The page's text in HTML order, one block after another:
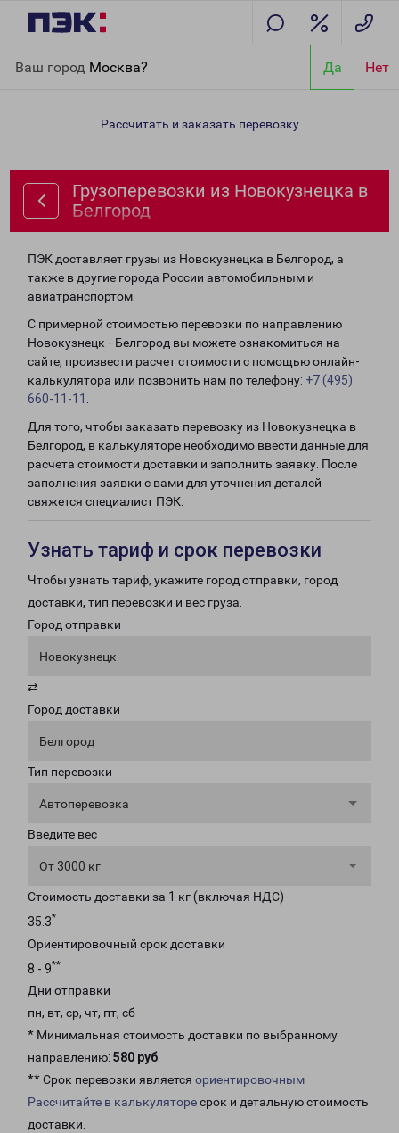
Ваш город Москва? Да Нет
Белгород
Рассчитать и заказать перевозку
Грузоперевозки из Новокузнецка в
Белгород
ПЭК доставляет грузы из Новокузнецка в Белгород, а
также в другие города России автомобильным и
авиатранспортом.
С примерной стоимостью перевозки по направлению
Новокузнецк - Белгород вы можете ознакомиться на
сайте, произвести расчет стоимости с помощью онлайн-
калькулятора или позвонить нам по телефону: +7 (495)
660-11-11
Для того, чтобы заказать перевозку из Новокузнецка в
Белгород, в калькуляторе необходимо ввести данные для
расчета стоимости доставки и заполнить заявку. После
заполнения заявки с вами для уточнения деталей
свяжется специалист ПЭК.
Узнать тариф и срок перевозки
Чтобы узнать тариф, укажите город отправки, город
доставки, тип перевозки и вес груза.
Город отправки
Новокузнецк
⇄
Город доставки
Белгород
Тип перевозки
Автоперевозка
Введите вес
От 3000 кг
Стоимость доставки за 1 кг (включая НДС)
35.3*
Ориентировочный срок доставки
8 - 9**
Дни отправки
пн, вт, ср, чт, пт, сб
* Минимальная стоимость доставки по выбранному
направлению: 580 руб.
** Срок перевозки является ориентировочным
Рассчитайте в калькуляторесрок и детальную стоимость
доставки.